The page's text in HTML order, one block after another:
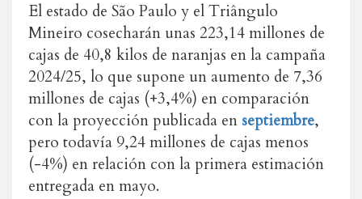
El estado de São Paulo y el Triângulo
Mineiro cosecharán unas 223,14 millones de
cajas de 40,8 kilos de naranjas en la campaña
2024/25, lo que supone un aumento de 7,36
millones de cajas (+3,4%) en comparación
con la proyección publicada en septiembre,
pero todavía 9,24 millones de cajas menos
(-4%) en relación con la primera estimación
entregada en mayo.